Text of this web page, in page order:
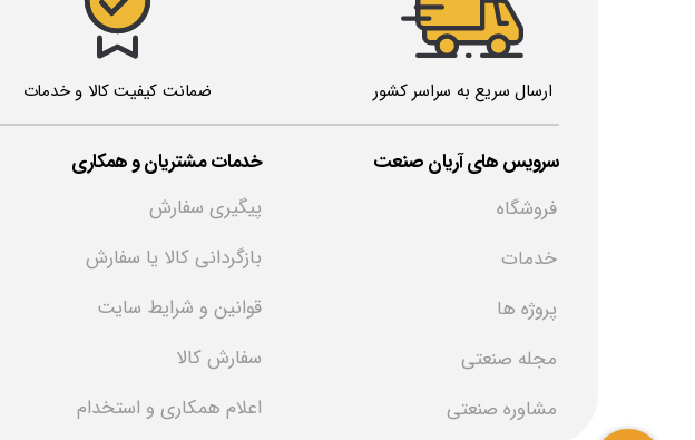
ضمانت کیفیت کالا و خدمات
​سرویس های آریان صنعت خدمات مشتریان و همکاری
فروشگاه
خدمات
پروژه ها
مجله صنعتی
مشاوره صنعتی
پیگیری سفارش
بازگردانی کالا یا سفارش
قوانین و شرایط سایت
سفارش کالا
اعلام همکاری و استخدام
ارسال سریع به سراسر کشور